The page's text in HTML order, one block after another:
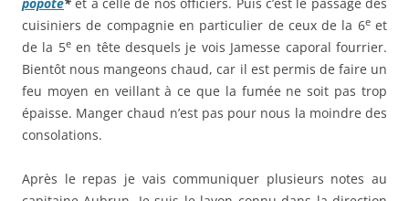
popote* et à celle de nos officiers. Puis c’est le passage des
cuisiniers de compagnie en particulier de ceux de la 6eet
de la 5een tête desquels je vois Jamesse caporal fourrier.
Bientôt nous mangeons chaud, car il est permis de faire un
feu moyen en veillant à ce que la fumée ne soit pas trop
épaisse. Manger chaud n’est pas pour nous la moindre des
consolations.
Après le repas je vais communiquer plusieurs notes au